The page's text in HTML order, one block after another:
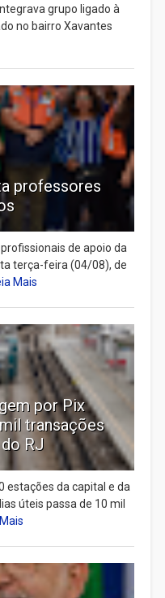
grupo ligado à
no bairro Xavantes
professores
profissionais de apoio da
terça-feira (04/08), de
Mais
por Pix
transações
RJ
estações da capital e da
úteis passa de 10 mil